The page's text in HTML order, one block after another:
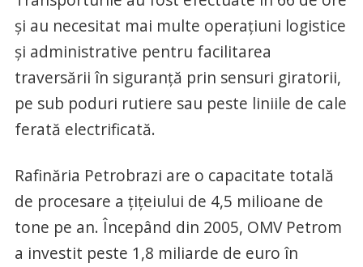
și au necesitat mai multe operațiuni logistice
și administrative pentru facilitarea
traversării în siguranță prin sensuri giratorii,
pe sub poduri rutiere sau peste liniile de cale
ferată electrificată.
Rafinăria Petrobrazi are o capacitate totală
de procesare a țițeiului de 4,5 milioane de
tone pe an. Începând din 2005, OMV Petrom
a investit peste 1,8 miliarde de euro în